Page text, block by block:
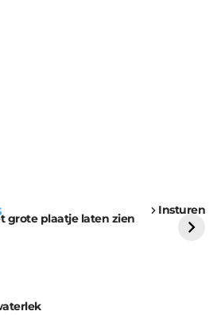
Insturen
grote plaatje laten zien
uitdaging